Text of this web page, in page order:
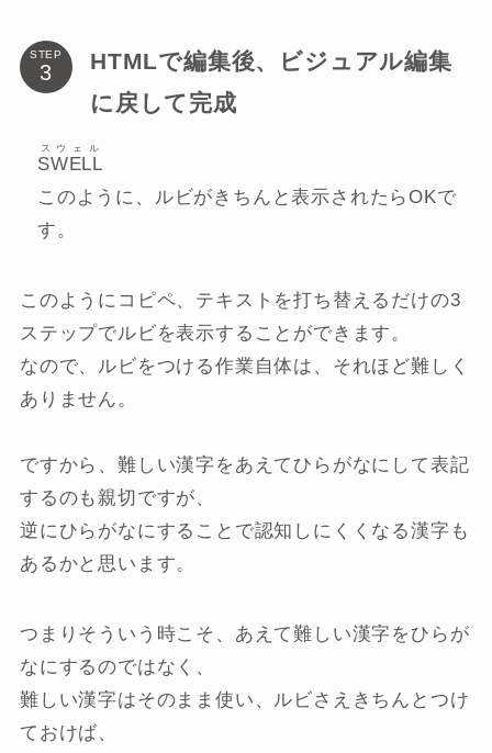
STEP
HTMLで編集後、ビジュアル編集
に戻して完成
SWELL
スウェル
このように、ルビがきちんと表示されたらOKで
す。
このようにコピペ、テキストを打ち替えるだけの3
ステップでルビを表示することができます。
なので、ルビをつける作業自体は、それほど難しく
ありません。
ですから、難しい漢字をあえてひらがなにして表記
するのも親切ですが、
逆にひらがなにすることで認知しにくくなる漢字も
あるかと思います。
つまりそういう時こそ、あえて難しい漢字をひらが
なにするのではなく、
難しい漢字はそのまま使い、ルビさえきちんとつけ
ておけば、